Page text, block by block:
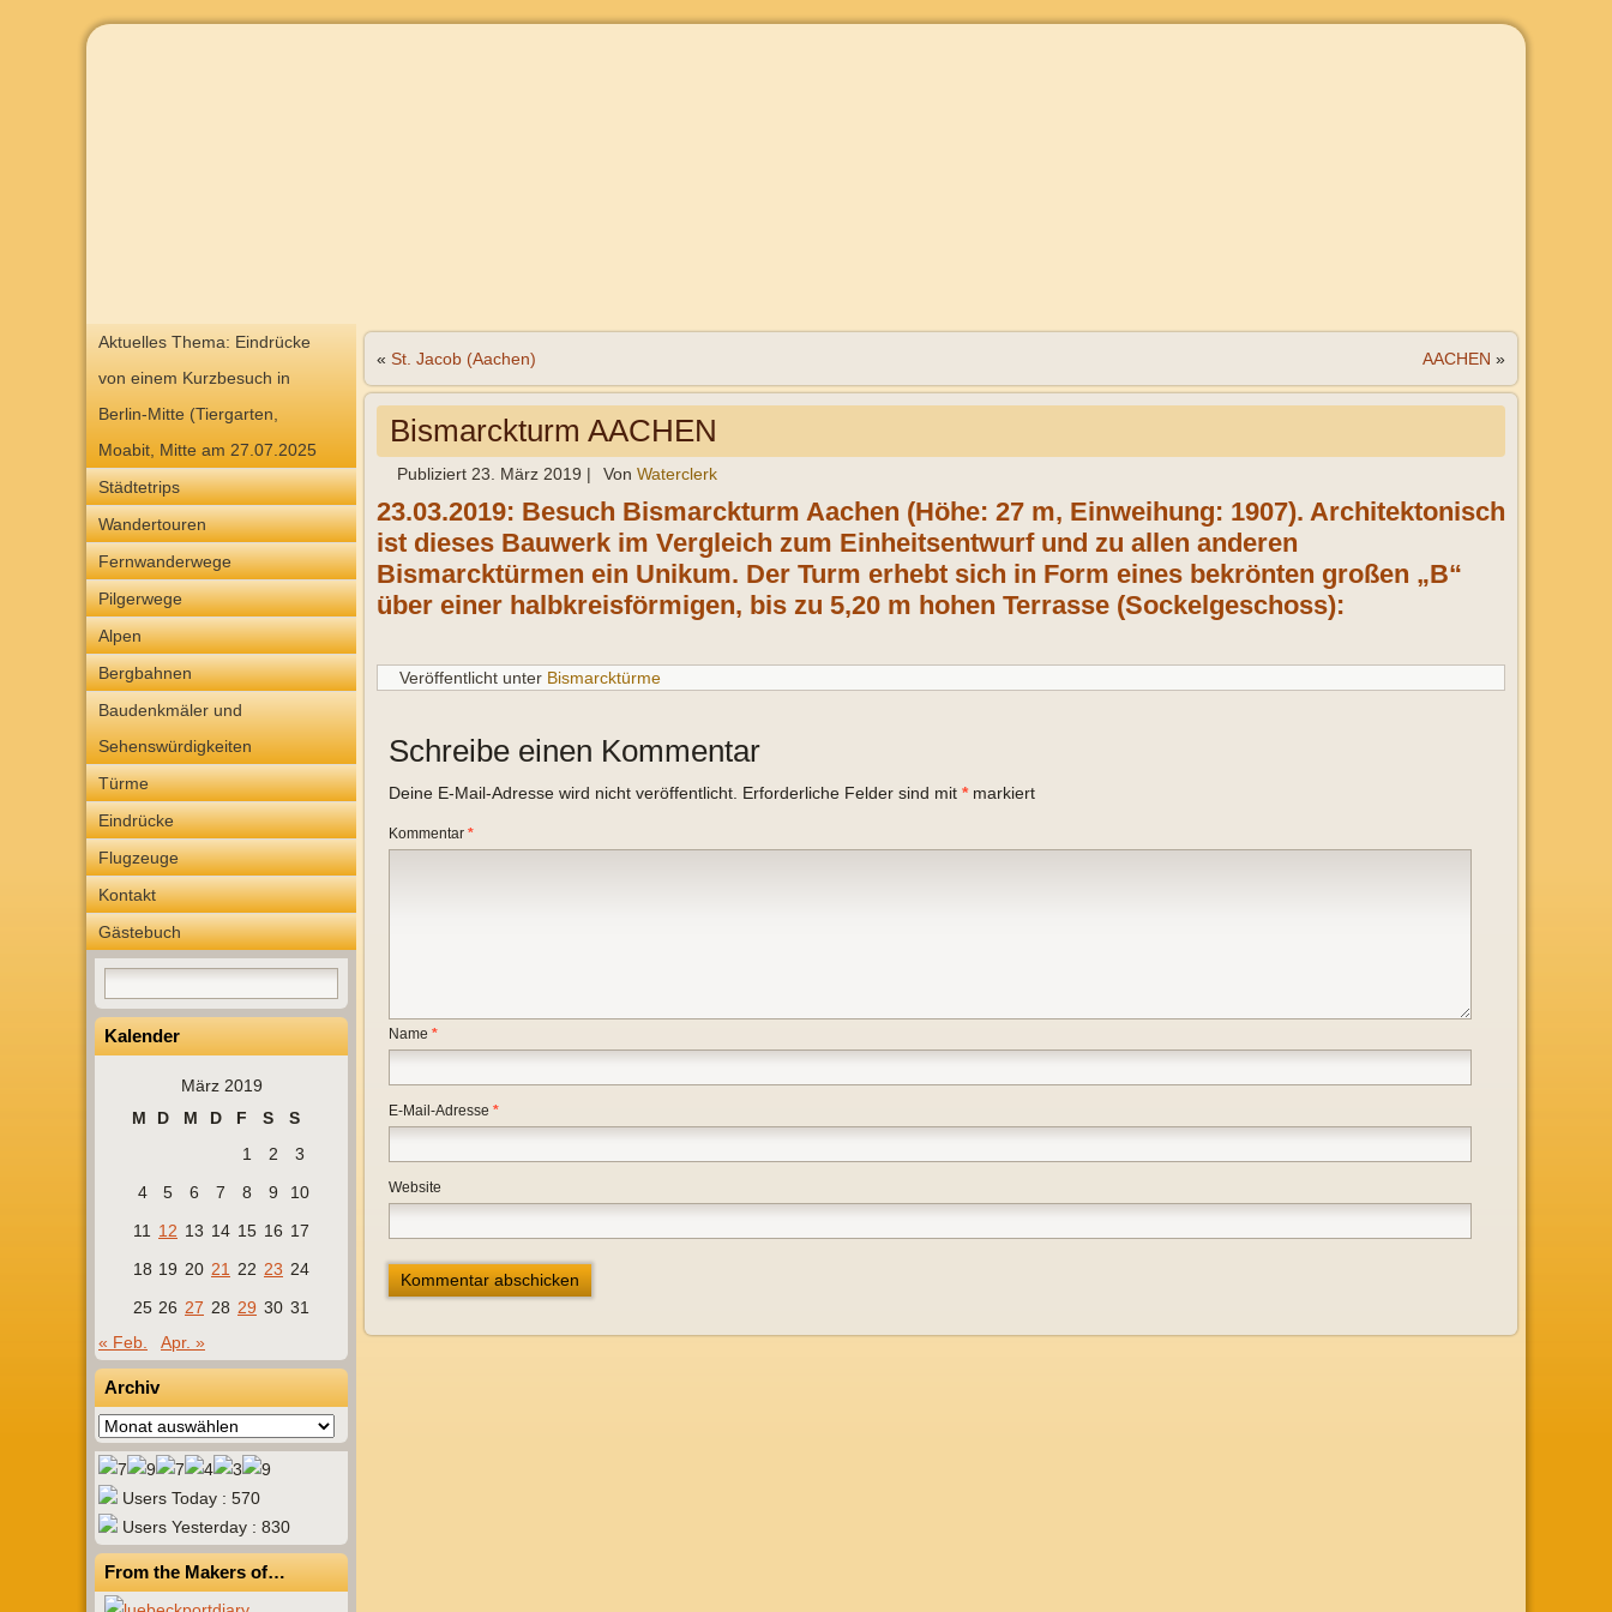
Aktuelles Thema: Eindrücke
von einem Kurzbesuch in
Berlin-Mitte (Tiergarten,
Moabit, Mitte am 27.07.2025
Städtetrips
Wandertouren
Fernwanderwege
Pilgerwege
Alpen
Bergbahnen
Baudenkmäler und
Sehenswürdigkeiten
Türme
Eindrücke
Flugzeuge
Kontakt
Gästebuch
Kalender
März 2019
M
D M D F S
S
1
2
3
4
5 6 7 8 9
10
11
12 13 14 15 16 17
18 19 20 21 22 23 24
25 26 27 28 29 30 31
« Feb.
Apr. »
Archiv
Archiv
Users Today : 570
Users Yesterday : 830
From the Makers of…
« St. Jacob (Aachen) AACHEN »
Bismarckturm AACHEN
Publiziert 23. März 2019 | Von Waterclerk
23.03.2019: Besuch Bismarckturm Aachen (Höhe: 27 m, Einweihung: 1907). Architektonisch
ist dieses Bauwerk im Vergleich zum Einheitsentwurf und zu allen anderen
Bismarcktürmen ein Unikum. Der Turm erhebt sich in Form eines bekrönten großen „B“
über einer halbkreisförmigen, bis zu 5,20 m hohen Terrasse (Sockelgeschoss):
Veröffentlicht unter Bismarcktürme
Schreibe einen Kommentar
Deine E-Mail-Adresse wird nicht veröffentlicht. Erforderliche Felder sind mit *markiert
Kommentar *
Name *
E-Mail-Adresse *
Website